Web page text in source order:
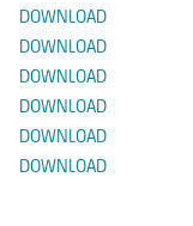
DOWNLOAD
DOWNLOAD
DOWNLOAD
DOWNLOAD
DOWNLOAD
DOWNLOAD